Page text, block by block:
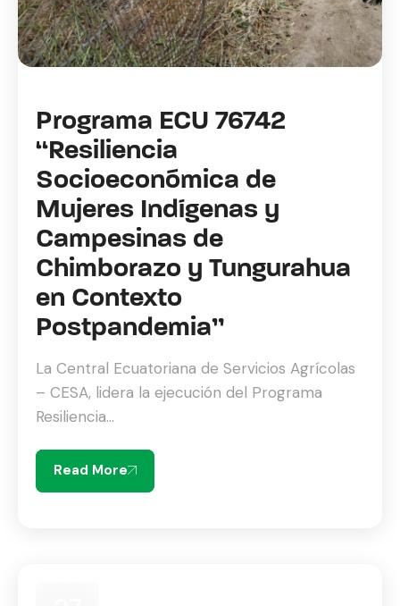
Programa ECU 76742
“Resiliencia
Socioeconómica de
Mujeres Indígenas y
Campesinas de
Chimborazo y Tungurahua
en Contexto
Postpandemia”
La Central Ecuatoriana de Servicios Agrícolas
– CESA, lidera la ejecución del Programa
Resiliencia...
Read More